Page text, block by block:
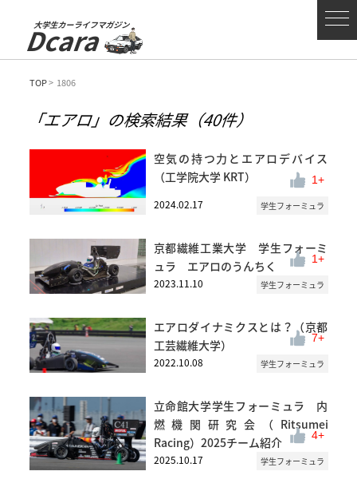
Dcara
大学生カーライフマガジン
TOP> 1806
「エアロ」の検索結果（40件）
空気の持つ力とエアロデバイス
（工学院大学 KRT）
2024.02.17 学生フォーミュラ
1
京都繊維工業大学 学生フォーミ
ュラ エアロのうんちく
2023.11.10 学生フォーミュラ
1
エアロダイナミクスとは？（京都
工芸繊維大学）
2022.10.08 学生フォーミュラ
7
立命館大学学生フォーミュラ 内
燃機関研究会（Ritsumei
Racing）2025チーム紹介
2025.10.17 学生フォーミュラ
4